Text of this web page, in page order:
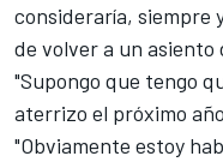
consideraría, siempre
de volver a un asiento
"Supongo que tengo
aterrizo el próximo
"Obviamente estoy